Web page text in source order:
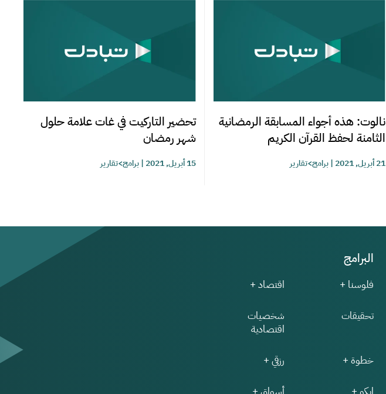
نالوت: هذه أجواء المسابقة الرمضانية
الثامنة لحفظ القرآن الكريم
21 أبريل, 2021 |برامج>تقارير
تحضير التاركيت في غات علامة حلول
شهر رمضان
15 أبريل, 2021 |برامج>تقارير
البرامج
فلوسنا + اقتصاد +
تحقيقات
شخصيات
اقتصادية
خطوة + رزقي +